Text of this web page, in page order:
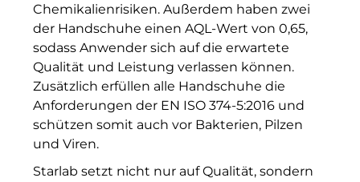
Scoperty
Scrivo Communications
Starlab International GmbH
Staycity Group
Timber Factory
Chemikalienrisiken. Außerdem haben zwei
der Handschuhe einen AQL-Wert von 0,65,
sodass Anwender sich auf die erwartete
Qualität und Leistung verlassen können.
Zusätzlich erfüllen alle Handschuhe die
Anforderungen der EN ISO 374-5:2016 und
schützen somit auch vor Bakterien, Pilzen
und Viren.
Starlab setzt nicht nur auf Qualität, sondern